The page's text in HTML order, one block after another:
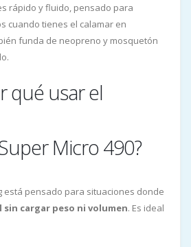
rápido y fluido, pensado para
cuando tienes el calamar en
funda de neopreno y mosquetón
qué usar el
Micro 490?
está pensado para situaciones donde
sin cargar peso ni volumen. Es ideal